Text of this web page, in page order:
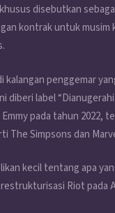
disebutkan
kontrak untuk musim
penggemar
diberi label
pada tahun 2022,
The Simpsons dan
kecil tentang apa
Riot